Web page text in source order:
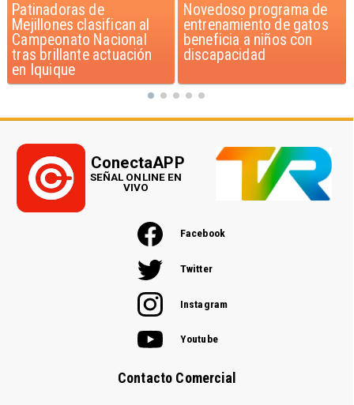
Novedoso programa de
entrenamiento de gatos
beneficia a niños con
discapacidad
Alarmante hábito en
jóvenes de 13 a 15 años
según encuesta del
Minsal
Facebook
Twitter
Instagram
Youtube
Contacto Comercial
ConectaAPP
SEÑAL ONLINE EN
VIVO